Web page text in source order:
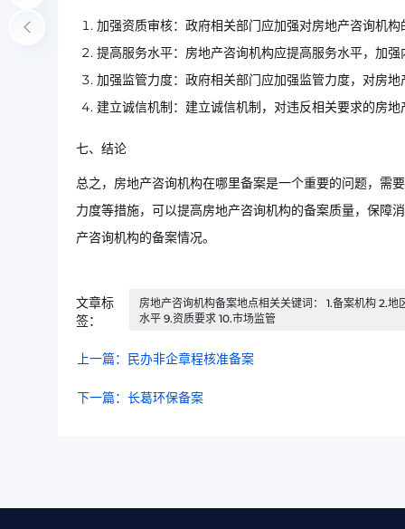
加强资质审核：政府相关部门应加强对房地产咨询机
提高服务水平：房地产咨询机构应提高服务水平，加
加强监管力度：政府相关部门应加强监管力度，对房
建立诚信机制：建立诚信机制，对违反相关要求的房
七、结论
总之，房地产咨询机构在哪里备案是一个重要的问题，需
力度等措施，可以提高房地产咨询机构的备案质量，保障
产咨询机构的备案情况。
文章标
签：
房地产咨询机构备案地点相关关键词： 1.备案机构 2.
水平 9.资质要求 10.市场监管
上一篇：民办非企章程核准备案
下一篇：长葛环保备案